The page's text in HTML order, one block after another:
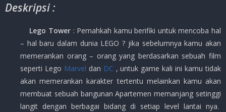
Deskripsi :
Lego Tower : Pernahkah kamu berifiki untuk mencoba hal
– hal baru dalam dunia LEGO ? jika sebelumnya kamu akan
memerankan orang – orang yang berdasarkan sebuah film
seperti Lego Marvel dan DC , untuk game kali ini kamu tidak
akan memerankan karakter tertentu melainkan kamu akan
membuat sebuah bangunan Apartemen memanjang setinggi
langit dengan berbagai bidang di setiap level lantai nya.